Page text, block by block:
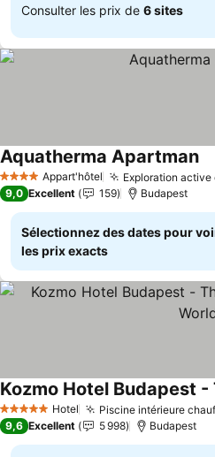
Consulter les prix de 6 sites
4 Étoiles Appart'hôtel Exploration active
Aquatherma Apartman
9,0 Excellent 159 Budapest
Sélectionnez des dates pour
les prix exacts
5 Étoiles Hotel Piscine intérieure
Consulter les prix
9,6 Excellent 5 998 Budapest